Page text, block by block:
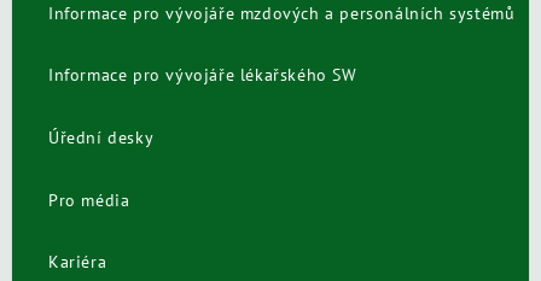
Informace pro vývojáře mzdových a personálních systémů
Informace pro vývojáře lékařského SW
Úřední desky
Pro média
Kariéra